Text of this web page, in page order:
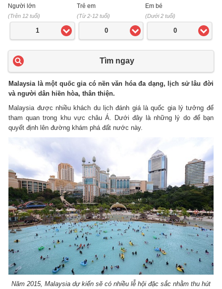
Người lớn
(Trên 12 tuổi)
1
Trẻ em
(Từ 2-12 tuổi)
0
Em bé
(Dưới 2 tuổi)
0
Tìm ngay
Malaysia là một quốc gia có nền văn hóa đa dạng, lịch sử lâu đời
và người dân hiền hòa, thân thiện.
Malaysia được nhiều khách du lịch đánh giá là quốc gia lý tưởng để
tham quan trong khu vực châu Á. Dưới đây là những lý do để bạn
quyết định lên đường khám phá đất nước này.
Năm 2015, Malaysia dự kiến sẽ có nhiều lễ hội đặc sắc nhằm thu hút